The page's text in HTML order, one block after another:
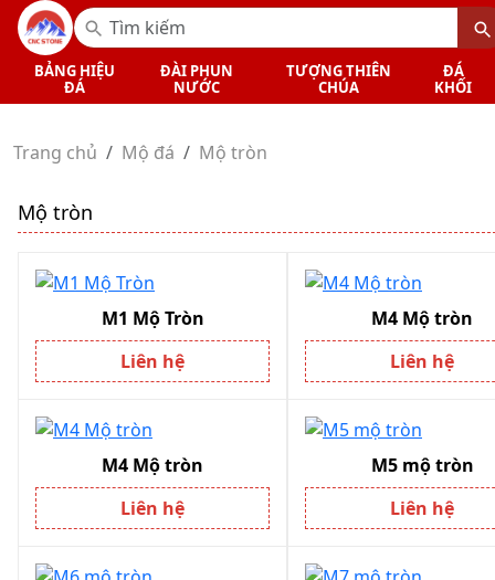
BẢNG HIỆU
ĐÁ
ĐÀI PHUN
NƯỚC
TƯỢNG THIÊN
CHÚA
ĐÁ
KHỐI
Trang chủ Mộ đá Mộ tròn
Mộ tròn
M1 Mộ Tròn
Liên hệ
M4 Mộ tròn
Liên hệ
M4 Mộ tròn
Liên hệ
M5 mộ tròn
Liên hệ